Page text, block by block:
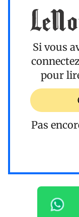
Si vous
pour
Pas